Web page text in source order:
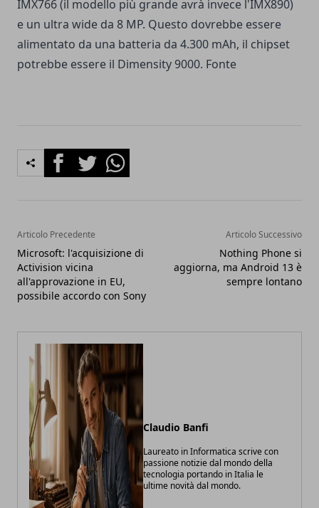
IMX766 (il modello più grande avrà invece l'IMX890)
e un ultra wide da 8 MP. Questo dovrebbe essere
alimentato da una batteria da 4.300 mAh, il chipset
potrebbe essere il Dimensity 9000. Fonte
FacebookTwitterWhatsapp
Articolo Precedente
Microsoft: l'acquisizione di
Activision vicina
all'approvazione in EU,
possibile accordo con Sony
Articolo Successivo
Nothing Phone si
aggiorna, ma Android 13 è
sempre lontano
Claudio Banfi
Laureato in Informatica scrive con
passione notizie dal mondo della
tecnologia portando in Italia le
ultime novità dal mondo.